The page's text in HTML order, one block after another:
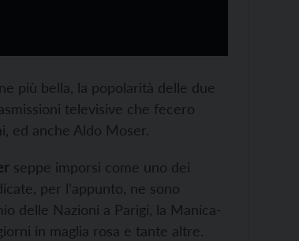
più bella, la popolarità delle due
televisive che fecero
ed anche Aldo Moser.
seppe imporsi come uno dei
per l’appunto, ne sono
delle Nazioni a Parigi, la Manica-
in maglia rosa e tante altre.